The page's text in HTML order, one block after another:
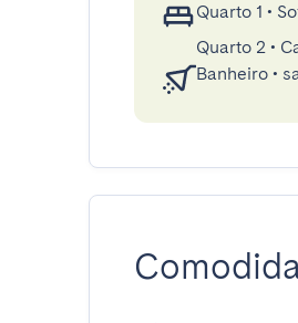
Quarto 1 •
Quarto 2 •
Banheiro •